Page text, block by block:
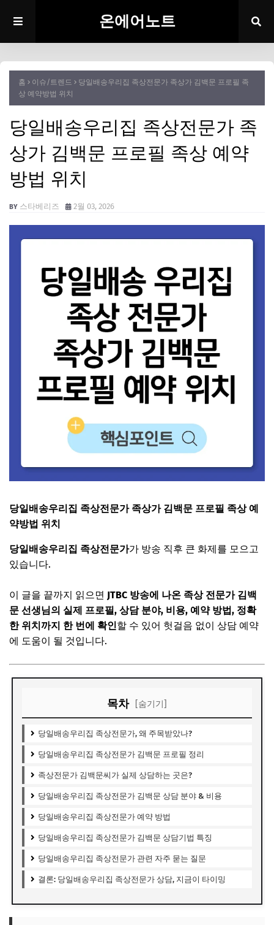
온에어노트
홈 이슈/트렌드
당일배송우리집 족상전문가 족상가 김백문 프로필 족
상 예약방법 위치
당일배송우리집 족상전문가 족
상가 김백문 프로필 족상 예약
방법 위치
스타베리즈 2월 03, 2026
당일배송우리집 족상전문가 족상가 김백문 프로필 족상 예
약방법 위치
당일배송우리집 족상전문가가 방송 직후 큰 화제를 모으고
있습니다.
이 글을 끝까지 읽으면 JTBC 방송에 나온 족상 전문가 김백
문 선생님의 실제 프로필, 상담 분야, 비용, 예약 방법, 정확
한 위치까지 한 번에 확인할 수 있어 헛걸음 없이 상담 예약
에 도움이 될 것입니다.
목차 [숨기기]
당일배송우리집 족상전문가, 왜 주목받았나?
당일배송우리집 족상전문가 김백문 프로필 정리
족상전문가 김백문씨가 실제 상담하는 곳은?
당일배송우리집 족상전문가 김백문 상담 분야 & 비용
당일배송우리집 족상전문가 예약 방법
당일배송우리집 족상전문가 김백문 상담기법 특징
당일배송우리집 족상전문가 관련 자주 묻는 질문
결론: 당일배송우리집 족상전문가 상담, 지금이 타이밍